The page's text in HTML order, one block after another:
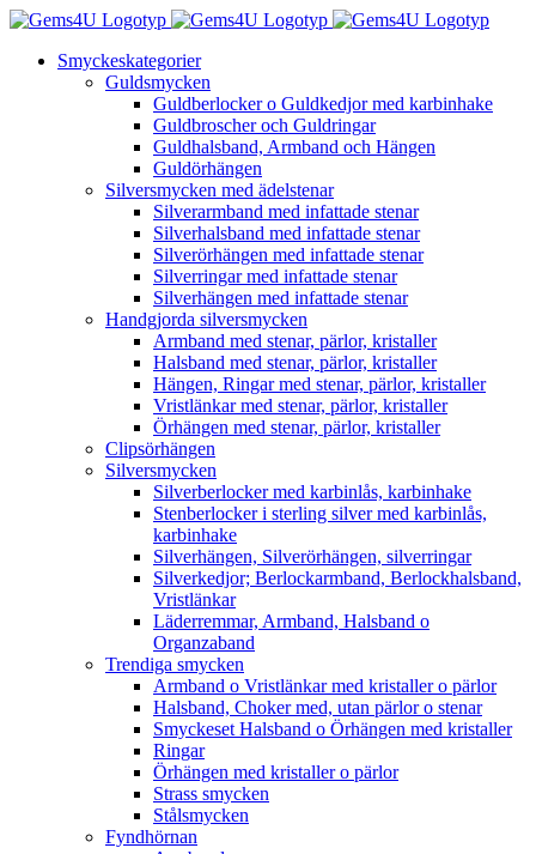
Fortsätt
innehålletSmyckeskategorier
Guldsmycken
Guldberlocker o Guldkedjor med karbinhake
Guldbroscher och Guldringar
Guldhalsband, Armband och Hängen
Guldörhängen
Silversmycken med ädelstenar
Silverarmband med infattade stenar
Silverhalsband med infattade stenar
Silverörhängen med infattade stenar
Silverringar med infattade stenar
Silverhängen med infattade stenar
Handgjorda silversmycken
Armband med stenar, pärlor, kristaller
Halsband med stenar, pärlor, kristaller
Hängen, Ringar med stenar, pärlor, kristaller
Vristlänkar med stenar, pärlor, kristaller
Örhängen med stenar, pärlor, kristaller
Clipsörhängen
Silversmycken
Silverberlocker med karbinlås, karbinhake
Stenberlocker i sterling silver med karbinlås,
karbinhake
Silverhängen, Silverörhängen, silverringar
Silverkedjor; Berlockarmband, Berlockhalsband,
Vristlänkar
Läderremmar, Armband, Halsband o
Organzaband
Trendiga smycken
Armband o Vristlänkar med kristaller o pärlor
Halsband, Choker med, utan pärlor o stenar
Smyckeset Halsband o Örhängen med kristaller
Ringar
Örhängen med kristaller o pärlor
Strass smycken
Stålsmycken
Fyndhörnan